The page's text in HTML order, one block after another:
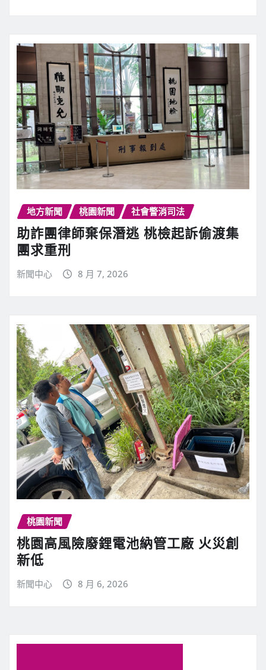
地方新聞 桃園新聞 社會警消司法
助詐團律師棄保潛逃 桃檢起訴偷渡集
團求重刑
新聞中心 8 月 7, 2026
桃園新聞
桃園高風險廢鋰電池納管工廠 火災創
新低
新聞中心 8 月 6, 2026